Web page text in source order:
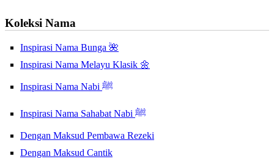
Koleksi Nama
Inspirasi Nama Bunga 🌺
Inspirasi Nama Melayu Klasik 🌼
Inspirasi Nama Nabi ﷺ
Inspirasi Nama Sahabat Nabi ﷺ
Dengan Maksud Pembawa Rezeki
Dengan Maksud Cantik